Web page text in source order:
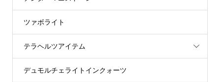
ツァボライト
テラヘルツアイテム
デュモルチェライトインクォーツ